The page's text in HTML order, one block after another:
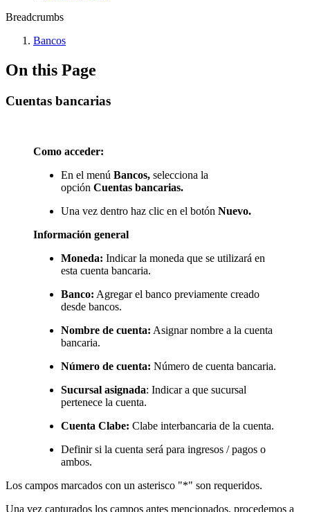
Breadcrumbs
Bancos
On this Page
Cuentas bancarias
Como acceder:
En el menú Bancos, selecciona la
opción Cuentas bancarias.
Una vez dentro haz clic en el botón Nuevo.
Información general
Moneda: Indicar la moneda que se utilizará en
esta cuenta bancaria.
Banco: Agregar el banco previamente creado
desde bancos.
Nombre de cuenta: Asignar nombre a la cuenta
bancaria.
Número de cuenta: Número de cuenta bancaria.
Sucursal asignada: Indicar a que sucursal
pertenece la cuenta.
Cuenta Clabe: Clabe interbancaria de la cuenta.
Definir si la cuenta será para ingresos / pagos o
ambos.
Los campos marcados con un asterisco "*" son requeridos.
Una vez capturados los campos antes mencionados, procedemos a